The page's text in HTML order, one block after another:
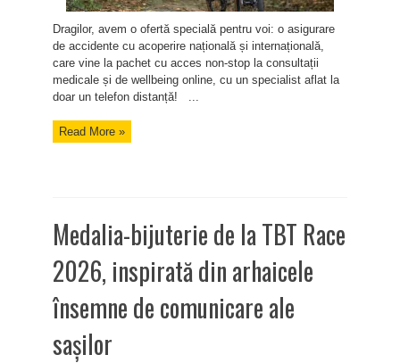
Dragilor, avem o ofertă specială pentru voi: o asigurare
de accidente cu acoperire națională și internațională,
care vine la pachet cu acces non-stop la consultații
medicale și de wellbeing online, cu un specialist aflat la
doar un telefon distanță! ...
Read More »
Medalia-bijuterie de la TBT Race
2026, inspirată din arhaicele
însemne de comunicare ale
sașilor